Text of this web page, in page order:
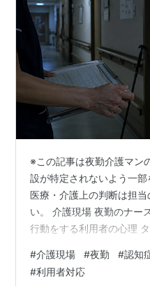
※この記事は夜勤介護マン
設が特定されないよう一部
医療・介護上の判断は担
い。 介護現場 夜勤のナー
行動をする利用者の心理
後の準備と観察がケアの質
「夜勤のナースコール連打
#介護現場 #夜勤 #認知
#利用者対応